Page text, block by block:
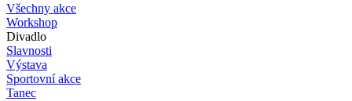
Všechny akce
Workshop
Divadlo
Slavnosti
Výstava
Sportovní akce
Tanec